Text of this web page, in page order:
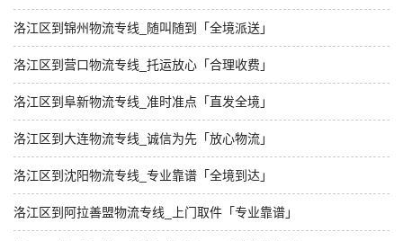
洛江区到锦州物流专线_随叫随到「全境派送」
洛江区到营口物流专线_托运放心「合理收费」
洛江区到阜新物流专线_准时准点「直发全境」
洛江区到大连物流专线_诚信为先「放心物流」
洛江区到沈阳物流专线_专业靠谱「全境到达」
洛江区到阿拉善盟物流专线_上门取件「专业靠谱」